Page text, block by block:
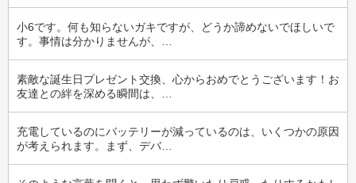
小6です。何も知らないガキですが、どうか諦めないでほしいで
す。事情は分かりませんが、…
素敵な誕生日プレゼント交換、心からおめでとうございます！お
友達との絆を深める瞬間は、…
充電しているのにバッテリーが減っているのは、いくつかの原因
が考えられます。まず、デバ…